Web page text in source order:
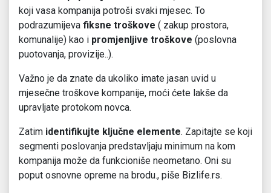
koji vasa kompanija potroši svaki mjesec. To
podrazumijeva fiksne troškove ( zakup prostora,
komunalije) kao i promjenljive troškove (poslovna
puotovanja, provizije..).
Važno je da znate da ukoliko imate jasan uvid u
mjesečne troškove kompanije, moći ćete lakše da
upravljate protokom novca.
Zatim identifikujte ključne elemente. Zapitajte se koji
segmenti poslovanja predstavljaju minimum na kom
kompanija može da funkcioniše neometano. Oni su
poput osnovne opreme na brodu., piše Bizlife.rs.